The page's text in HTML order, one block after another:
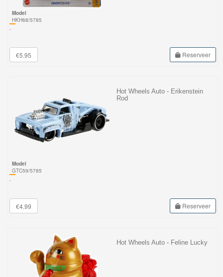
Model
HKH68/5785
-
€5.95 Reserveer
Hot Wheels Auto - Erikenstein
Rod
Model
GTC59/5785
-
€4.99 Reserveer
Hot Wheels Auto - Feline Lucky